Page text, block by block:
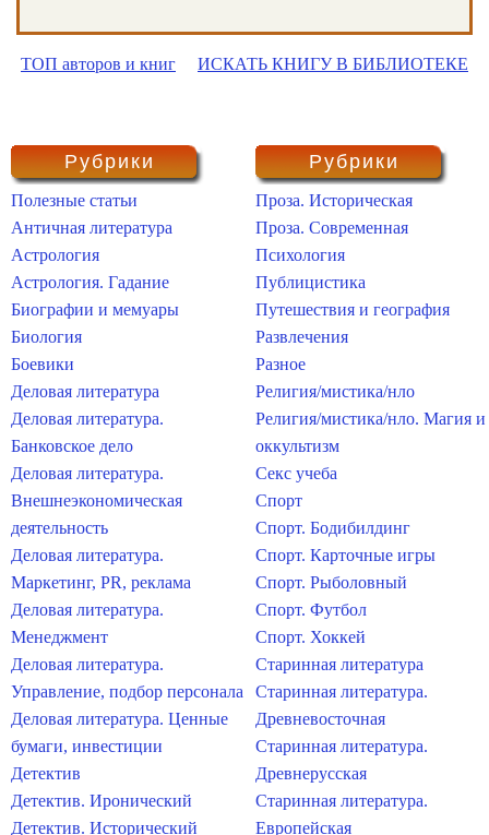
ТОП авторов и книг ИСКАТЬ КНИГУ В БИБЛИОТЕКЕ
Рубрики
Полезные статьи
Античная литература
Астрология
Астрология. Гадание
Биографии и мемуары
Биология
Боевики
Деловая литература
Деловая литература.
Банковское дело
Деловая литература.
Внешнеэкономическая
деятельность
Деловая литература.
Маркетинг, PR, реклама
Деловая литература.
Менеджмент
Деловая литература.
Управление, подбор персонала
Деловая литература. Ценные
бумаги, инвестиции
Детектив
Детектив. Иронический
Детектив. Исторический
Рубрики
Проза. Историческая
Проза. Современная
Психология
Публицистика
Путешествия и география
Развлечения
Разное
Религия/мистика/нло
Религия/мистика/нло. Магия и
оккультизм
Секс учеба
Спорт
Спорт. Бодибилдинг
Спорт. Карточные игры
Спорт. Рыболовный
Спорт. Футбол
Спорт. Хоккей
Старинная литература
Старинная литература.
Древневосточная
Старинная литература.
Древнерусская
Старинная литература.
Европейская